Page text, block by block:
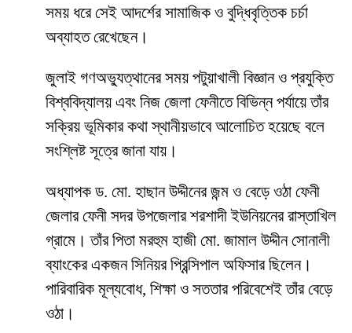
সময় ধরে সেই আদর্শের সামাজিক ও বুদ্ধিবৃত্তিক চর্চা
অব্যাহত রেখেছেন।
জুলাই গণঅভ্যুত্থানের সময় পটুয়াখালী বিজ্ঞান ও প্রযুক্তি
বিশ্ববিদ্যালয় এবং নিজ জেলা ফেনীতে বিভিন্ন পর্যায়ে তাঁর
সক্রিয় ভূমিকার কথা স্থানীয়ভাবে আলোচিত হয়েছে বলে
সংশ্লিষ্ট সূত্রে জানা যায়।
অধ্যাপক ড. মো. হাছান উদ্দীনের জন্ম ও বেড়ে ওঠা ফেনী
জেলার ফেনী সদর উপজেলার শরশাদী ইউনিয়নের রাস্তাখিল
গ্রামে। তাঁর পিতা মরহুম হাজী মো. জামাল উদ্দীন সোনালী
ব্যাংকের একজন সিনিয়র প্রিন্সিপাল অফিসার ছিলেন।
পারিবারিক মূল্যবোধ, শিক্ষা ও সততার পরিবেশেই তাঁর বেড়ে
ওঠা।